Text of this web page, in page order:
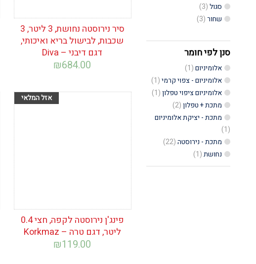
סגול(3)
שחור(3)
סנן לפי חומר
אלומיניום(1)
אלומיניום - צפוי קרמי(1)
אלומיניום ציפוי טפלון(1)
מתכת + טפלון(2)
מתכת - יציקת אלומיניום
(1)
מתכת - נירוסטה(22)
נחושת(1)
סיר נירוסטה נחושת, 3 ליטר, 3
שכבות, לבישול בריא ואיכותי,
דגם דיבני – Diva
₪684.00
פינג'ן נירוסטה לקפה, חצי 0.4
ליטר, דגם טרה – Korkmaz
₪119.00